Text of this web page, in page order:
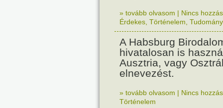
» tovább olvasom | Nincs
Érdekes Történelem Tudomány
A Habsburg
hivatalosan is
Ausztria, vagy
elnevezést.
» tovább olvasom | Nincs
Történelem